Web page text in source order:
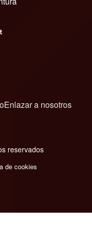
Enlazar a nosotros
reservados
de cookies